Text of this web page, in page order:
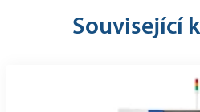
Související